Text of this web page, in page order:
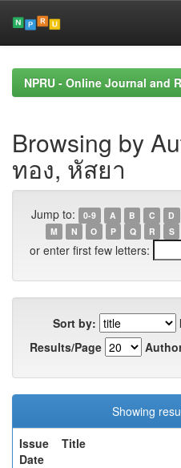
navigationNPRU - Online Journal and
Browsing by
ทอง, หัสยา
Jump to: 0-9 A B C D
M
N O P Q R S
or enter first few letters:
Sort by:
Results/Page
Showing
Issue
Date
Title